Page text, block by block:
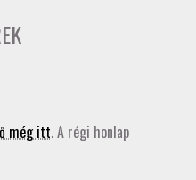
még itt. A régi honlap